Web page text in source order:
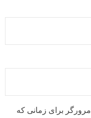
برای زمانی که